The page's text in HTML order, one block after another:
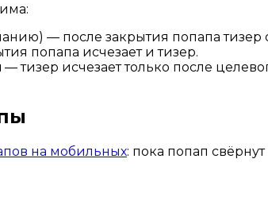
— после закрытия попапа тизер
попапа исчезает и тизер.
— тизер исчезает только после
на мобильных: пока попап